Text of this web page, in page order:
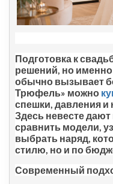
Подготовка к
решений, но
обычно вызывает
Трюфель» можно
спешки, давления
Здесь невесте
сравнить модели,
выбрать наряд,
стилю, но и по
Современный